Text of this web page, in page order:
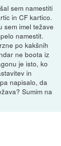
sem namestiti
in CF kartico.
sem imel težave
namestit.
po kakšnih
ne boota iz
je isto, ko
in
napisalo, da
Sumim na